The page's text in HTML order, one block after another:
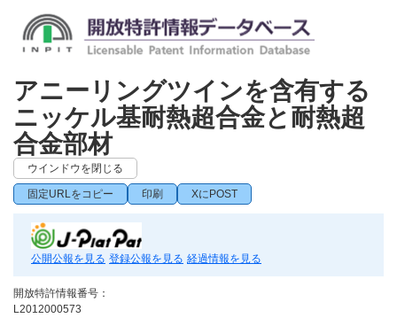
アニーリングツインを含有する
ニッケル基耐熱超合金と耐熱超
合金部材
ウインドウを閉じる
固定URLをコピー 印刷 XにPOST
公開公報を見る 登録公報を見る 経過情報を見る
開放特許情報番号：
L2012000573